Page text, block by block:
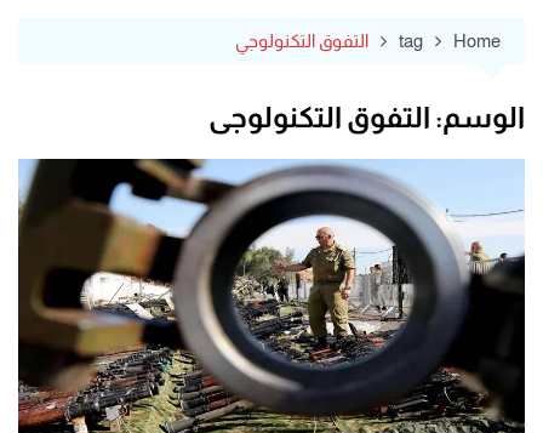
Home
tag التفوق التكنولوجي
الوسم: التفوق التكنولوجي